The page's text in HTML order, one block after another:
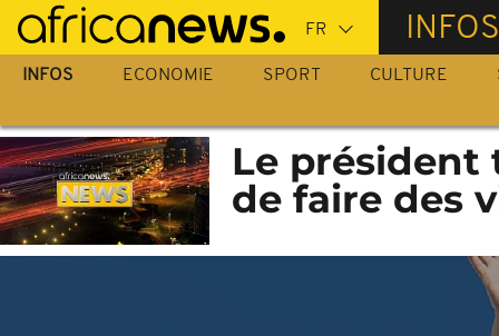
Passer
au
contenu
INFOS
INFOS ECONOMIE SPORT CULTURE
Le président
de faire des